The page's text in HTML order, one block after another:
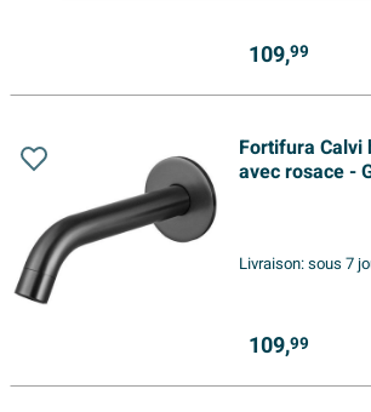
109,99
Fortifura Calvi
avec rosace -
Livraison:sous 7
109,99